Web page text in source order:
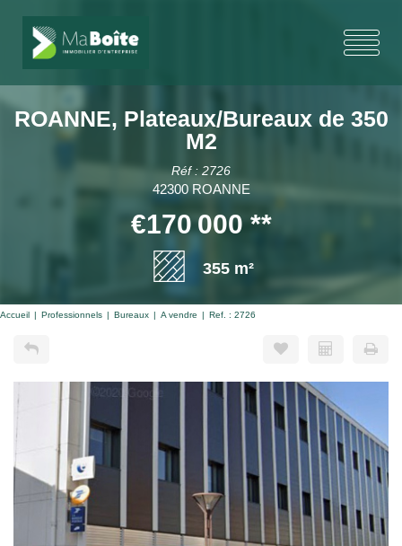
ROANNE, Plateaux/Bureaux de 350
M2
Réf : 2726
42300 ROANNE
€170 000 **
355 m²
Accueil Professionnels Bureaux A vendre Ref. : 2726